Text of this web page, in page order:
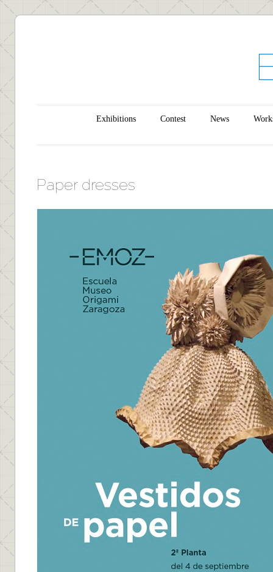
Main menu
Skip to contentExhibitions Contest News
Paper dresses